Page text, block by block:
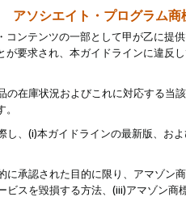
アソシエイト・プログラム
コンテンツの一部として甲が乙に提
が要求され、本ガイドラインに違反
の在庫状況およびこれに対応する
し、(i)本ガイドラインの最新版、お
に承認された目的に限り、アマゾン
ビスを毀損する方法、(iii)アマゾン